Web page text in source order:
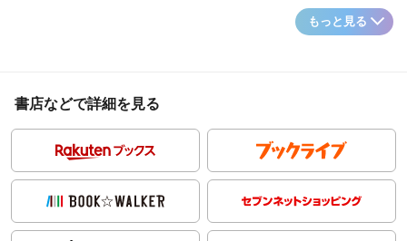
もっと見る
書店などで詳細を見る